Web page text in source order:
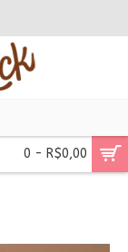
0 - R$0,00